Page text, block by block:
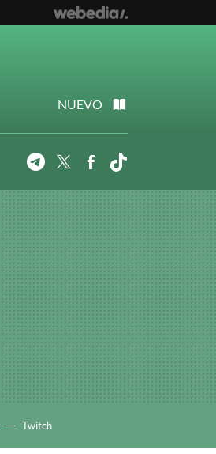
NUEVO
TelegramTwitterFacebook
Twitch